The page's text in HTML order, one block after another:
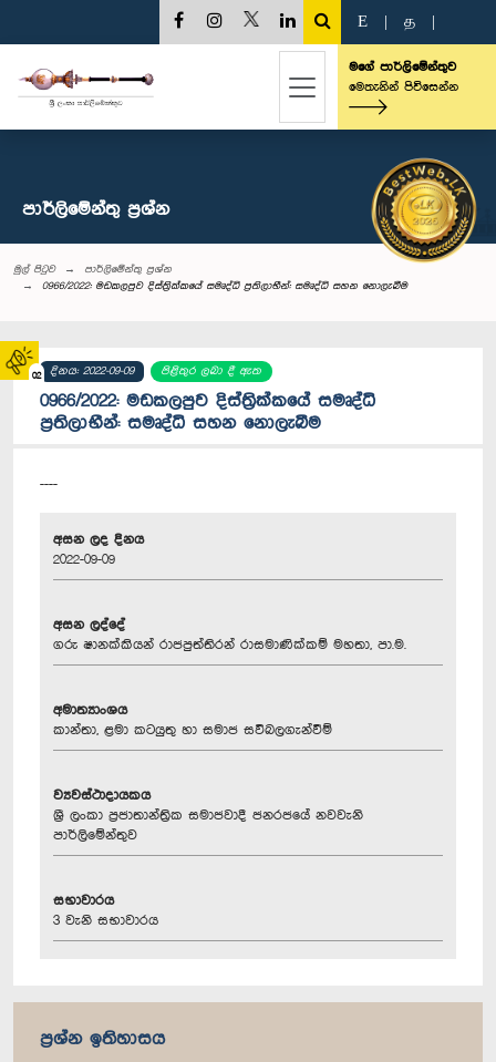
02
E த
මගේ පාර්ලිමේන්තුව
මෙතැනින් පිවිසෙන්න
පාර්ලි‌මේන්තු‌ ප්‍රශ්න
මුල් පිටුව
පාර්ලි‌මේන්තු‌ ප්‍රශ්න
0966/2022: මඩකලපුව දිස්ත්‍රික්කයේ සමෘද්ධි ප්‍රතිලාභීන්: සමෘද්ධි සහන නොලැබීම
දිනය: 2022-09-09 පිළිතුර ලබා දී ඇත
0966/2022: මඩකලපුව දිස්ත්‍රික්කයේ සමෘද්ධි
ප්‍රතිලාභීන්: සමෘද්ධි සහන නොලැබීම
----
අසන ලද දිනය
2022-09-09
අසන ලද්දේ
ගරු ෂානක්කියන් රාජපුත්තිරන් රාසමාණික්කම් මහතා, පා.ම.
අමාත්‍යාංශය
කාන්තා, ළමා කටයුතු හා සමාජ සවිබලගැන්වීම්
ව්‍යවස්ථාදායකය
ශ්‍රී ලංකා ප්‍රජාතාන්ත්‍රික සමාජවාදී ජනරජයේ නවවැනි
පාර්ලිමේන්තුව
සභාවාරය
3 වැනි සභාවාරය
ප්‍රශ්න ඉතිහාසය